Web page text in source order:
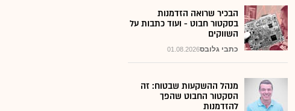
הבכיר שרואה הזדמנות
בסקטור חבוט - ועוד כתבות על
השווקים
01.08.2026כתבי גלובס
מנהל ההשקעות שבטוח: זה
הסקטור החבוט שהפך
להזדמנות